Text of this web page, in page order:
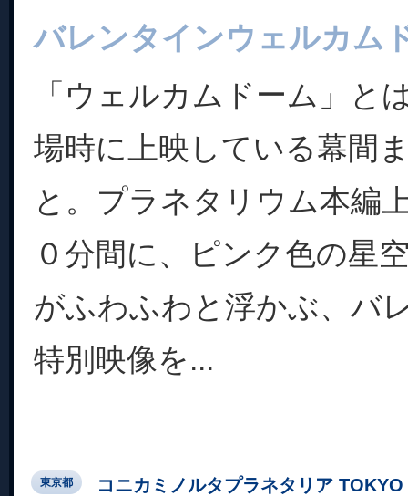
バレンタインウェルカム
「ウェルカムドーム」と
場時に上映している幕間
と。プラネタリウム本編
０分間に、ピンク色の星
がふわふわと浮かぶ、バ
特別映像を...
東京都 コニカミノルタプラネタリア TOKYO